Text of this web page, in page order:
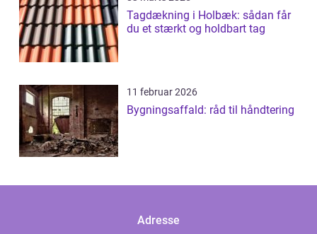
Tagdækning i Holbæk: sådan får
du et stærkt og holdbart tag
11 februar 2026
Bygningsaffald: råd til håndtering
Adresse